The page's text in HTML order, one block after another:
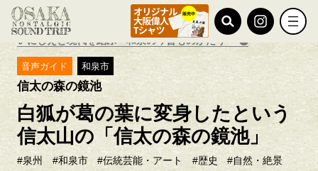
TOP おすすめ特集
いにしえと現代を結ぶ 和泉の今昔ものがたり
音声ガイド 和泉市
信太の森の鏡池
白狐が葛の葉に変身したという
信太山の「信太の森の鏡池」
#泉州 #和泉市 #伝統芸能・アート #歴史
#自然・絶景